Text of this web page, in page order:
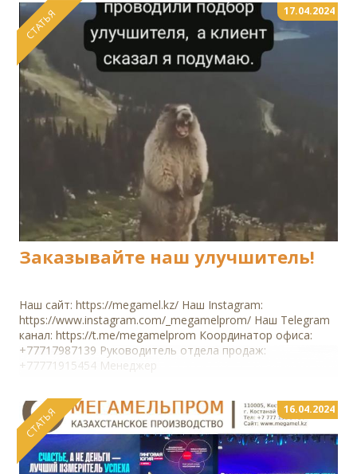
СТАТЬЯ
Заказывайте наш улучшитель!
17.04.2024
Наш сайт: https://megamel.kz/ Наш Instagram:
https://www.instagram.com/_megamelprom/ Наш Telegram
канал: https://t.me/megamelprom Координатор офиса:
+77717987139 Руководитель отдела продаж:
+77771915454 Менеджер
СТАТЬЯ 16.04.2024